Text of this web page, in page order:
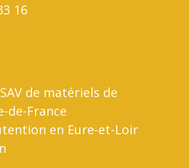
16
de matériels de
de-France
en Eure-et-Loir